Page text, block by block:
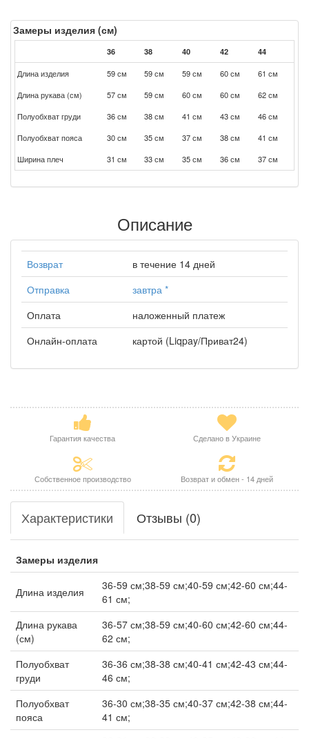
Замеры изделия (см)
36 38 40 42 44
Длина изделия 59 см 59 см 59 см 60 см
61 см
Длина рукава (см)
57 см 59 см 60 см 60 см
62 см
Полуобхват груди
36 см 38 см 41 см 43 см
46 см
Полуобхват пояса
30 см 35 см 37 см 38 см
41 см
Ширина плеч
31 см 33 см 35 см 36 см 37 см
Описание
Возврат
в течение 14 дней
Отправка
завтра *
Оплата
наложенный платеж
Онлайн-оплата
картой (Liqpay/Приват24)
Гарантия качества Сделано в Украине
Собственное производство Возврат и обмен - 14 дней
Характеристики Отзывы (0)
Замеры изделия
Длина изделия
36-59 см;38-59 см;40-59 см;42-60 см;44-
61 см;
Длина рукава
(см)
36-57 см;38-59 см;40-60 см;42-60 см;44-
62 см;
Полуобхват
груди
36-36 см;38-38 см;40-41 см;42-43 см;44-
46 см;
Полуобхват
пояса
36-30 см;38-35 см;40-37 см;42-38 см;44-
41 см;